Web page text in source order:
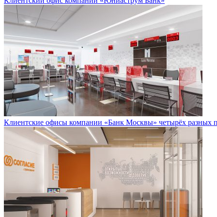
Клиентские офисы компании «Банк Москвы» четырёх разных